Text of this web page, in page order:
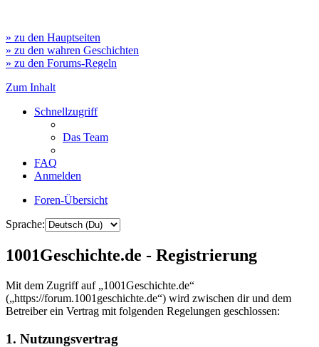
» zu den Hauptseiten
» zu den wahren Geschichten
» zu den Forums-Regeln
Zum Inhalt
Schnellzugriff
Das Team
FAQ
Anmelden
Foren-Übersicht
Sprache:
1001Geschichte.de - Registrierung
Mit dem Zugriff auf „1001Geschichte.de“
(„https://forum.1001geschichte.de“) wird zwischen dir und dem
Betreiber ein Vertrag mit folgenden Regelungen geschlossen:
1. Nutzungsvertrag